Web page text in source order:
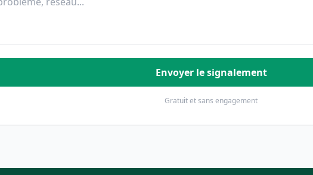
Envoyer le signalement
Gratuit et sans engagement